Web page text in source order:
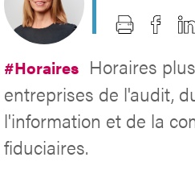
#Horaires Horaires
entreprises de l'audit,
l'information et de la
fiduciaires.